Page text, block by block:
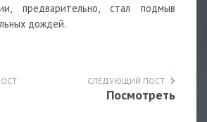
предварительно, стал подмыв
дождей.
СЛЕДУЮЩИЙ ПОСТ
Посмотреть